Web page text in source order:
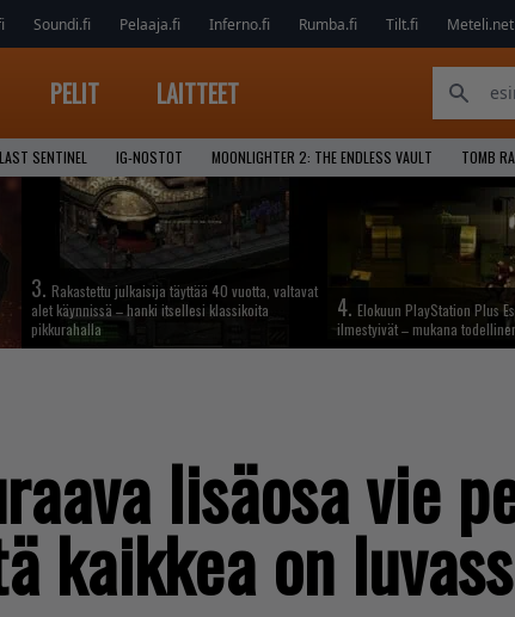
Soundi.fi Pelaaja.fi Inferno.fi Rumba.fi Tilt.fi Meteli.net
PELIT LAITTEET
LAST SENTINEL IG-NOSTOT MOONLIGHTER 2: THE ENDLESS VAULT TOMB
3. Rakastettu julkaisija täyttää 40 vuotta, valtavat
alet käynnissä – hanki itsellesi klassikoita
pikkurahalla
4. Elokuun PlayStation Plus
ilmestyivät – mukana
lisäosa vie
kaikkea on